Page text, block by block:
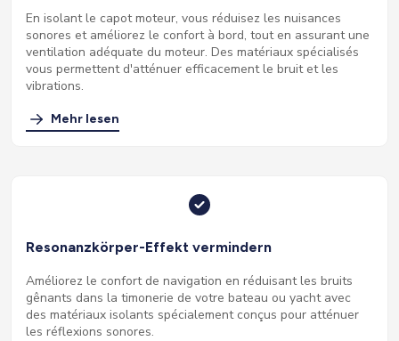
En isolant le capot moteur, vous réduisez les nuisances
sonores et améliorez le confort à bord, tout en assurant une
ventilation adéquate du moteur. Des matériaux spécialisés
vous permettent d'atténuer efficacement le bruit et les
vibrations.
Mehr lesen
Resonanzkörper-Effekt vermindern
Améliorez le confort de navigation en réduisant les bruits
gênants dans la timonerie de votre bateau ou yacht avec
des matériaux isolants spécialement conçus pour atténuer
les réflexions sonores.